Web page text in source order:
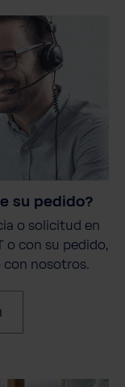
su pedido?
o solicitud en
o con su pedido,
con nosotros.